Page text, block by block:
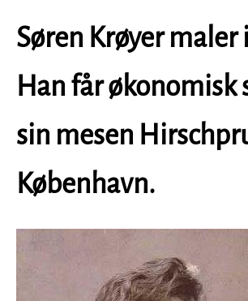
Søren Krøyer maler
Han får økonomisk
sin mesen
København.
Image